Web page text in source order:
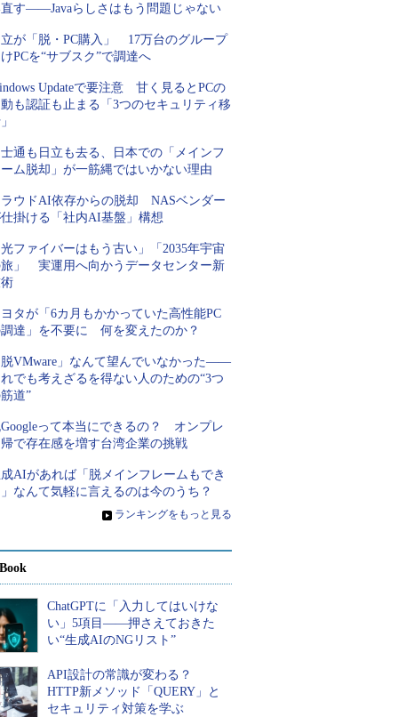
す――Javaらしさはもう問題じゃない
が「脱・PC購入」 17万台のグループ
PCを“サブスク”で調達へ
Updateで要注意 甘く見るとPCの
も認証も止まる「3つのセキュリティ移
通も日立も去る、日本での「メインフ
ム脱却」が一筋縄ではいかない理由
ウドAI依存からの脱却 NASベンダー
掛ける「社内AI基盤」構想
ファイバーはもう古い」「2035年宇宙
」 実運用へ向かうデータセンター新
タが「6カ月もかかっていた高性能PC
達」を不要に 何を変えたのか？
VMware」なんて望んでいなかった――
でも考えざるを得ない人のための“3つ
道”
って本当にできるの？ オンプレ
で存在感を増す台湾企業の挑戦
AIがあれば「脱メインフレームもでき
なんて気軽に言えるのは今のうち？
» ランキングをもっと見る
ChatGPTに「入力してはいけな
い」5項目――押さえておきた
い“生成AIのNGリスト”
API設計の常識が変わる？
HTTP新メソッド「QUERY」と
セキュリティ対策を学ぶ